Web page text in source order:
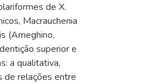
de X.
Macrauchenia
(Ameghino,
superior e
a qualitativa,
de relações entre